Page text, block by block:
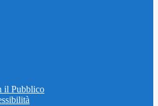
il Pubblico